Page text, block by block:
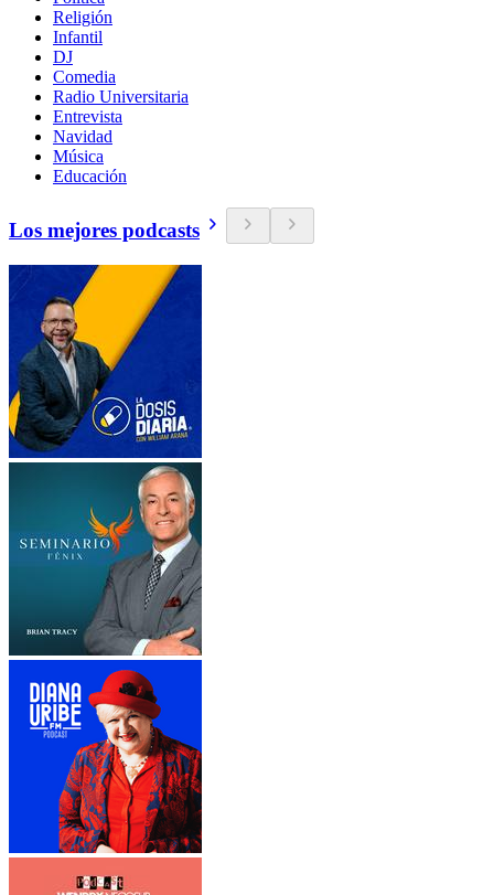
Religión
Infantil
DJ
Comedia
Radio Universitaria
Entrevista
Navidad
Música
Educación
Los mejores podcasts